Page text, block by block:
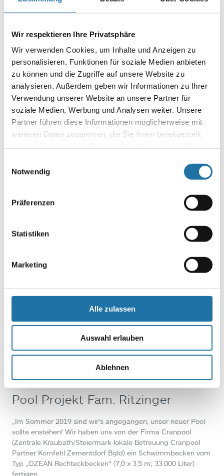
Wir respektieren Ihre Privatsphäre
Wir verwenden Cookies, um Inhalte und Anzeigen zu
personalisieren, Funktionen für soziale Medien anbieten
zu können und die Zugriffe auf unsere Website zu
analysieren. Außerdem geben wir Informationen zu Ihrer
Verwendung unserer Website an unsere Partner für
soziale Medien, Werbung und Analysen weiter. Unsere
Partner führen diese Informationen möglicherweise mit
weiteren Daten zusammen, die Sie ihnen bereitgestellt
unsererDatenschutzerklärung
Notwendig
Präferenzen
Statistiken
Marketing
Alle zulassen
Auswahl erlauben
Ablehnen
REFERENZEN• 29. September 2020
Poolprojekt Fam. Unterweger
hatte, hat mich vor allem das Gesamtkonzept, das heißt ein
Cranpool Schwimmbad mit passender Überdachung,
Ausführung meines „Cabrio Doms“ sehr zufrieden….
RECHTECKPOOL,REFERENZEN• 18. Januar 2020
Pool Projekt Fam. Ritzinger
„Im Sommer 2019 sind wir’s angegangen, unser neuer Pool
sollte enstehen! Wir haben uns von der Firma Cranpool
(Zentrale Kraubath/Steiermark lokale Betreuung Cranpool
Partner Kornfehl Zementdorf Bgld) ein Schwimmbecken vom
Typ „OZEAN Rechteckbecken“ (7,0 x 3,5 m; 33.000 Liter)
fertigen…